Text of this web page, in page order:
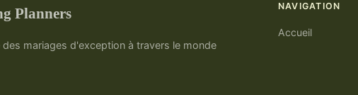
Planners
mariages d'exception à travers le monde
NAVIGATION
Accueil